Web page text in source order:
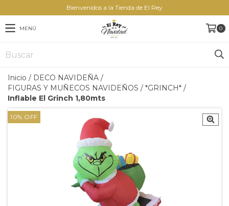
Bienvenidos a la Tienda de El Rey
MENÚ 0
Inicio / DECO NAVIDEÑA /
FIGURAS Y MUÑECOS NAVIDEÑOS / *GRINCH* /
Inflable El Grinch 1,80mts
10% OFF